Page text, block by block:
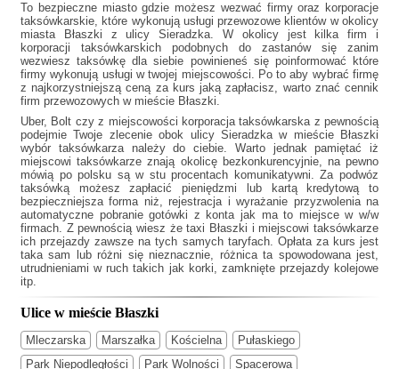
To bezpieczne miasto gdzie możesz wezwać firmy oraz korporacje
taksówkarskie, które wykonują usługi przewozowe klientów w okolicy
miasta Błaszki z ulicy Sieradzka. W okolicy jest kilka firm i
korporacji taksówkarskich podobnych do zastanów się zanim
wezwiesz taksówkę dla siebie powinieneś się poinformować które
firmy wykonują usługi w twojej miejscowości. Po to aby wybrać firmę
z najkorzystniejszą ceną za kurs jaką zapłacisz, warto znać cennik
firm przewozowych w mieście Błaszki.
Uber, Bolt czy z miejscowości korporacja taksówkarska z pewnością
podejmie Twoje zlecenie obok ulicy Sieradzka w mieście Błaszki
wybór taksówkarza należy do ciebie. Warto jednak pamiętać iż
miejscowi taksówkarze znają okolicę bezkonkurencyjnie, na pewno
mówią po polsku są w stu procentach komunikatywni. Za podwóz
taksówką możesz zapłacić pieniędzmi lub kartą kredytową to
bezpieczniejsza forma niż, rejestracja i wyrażanie przyzwolenia na
automatyczne pobranie gotówki z konta jak ma to miejsce w w/w
firmach. Z pewnością wiesz żetaxi Błaszki i miejscowi taksówkarze
ich przejazdy zawsze na tych samych taryfach. Opłata za kurs jest
taka sam lub różni się nieznacznie, różnica ta spowodowana jest,
utrudnieniami w ruch takich jak korki, zamknięte przejazdy kolejowe
itp.
Ulice w mieście Błaszki
Mleczarska Marszałka Kościelna
Pułaskiego
Park Niepodległości
Park Wolności Spacerowa